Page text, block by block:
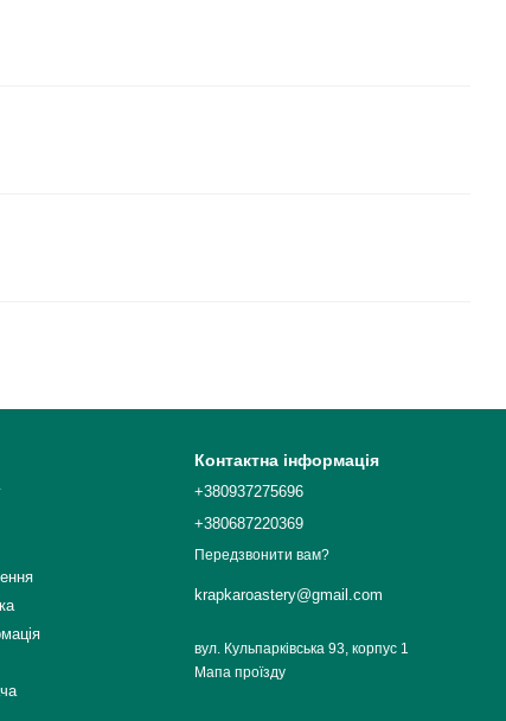
Контактна інформація
+380937275696
+380687220369
Передзвонити вам?
krapkaroastery@gmail.com
вул. Кульпарківська 93, корпус 1
Мапа проїзду